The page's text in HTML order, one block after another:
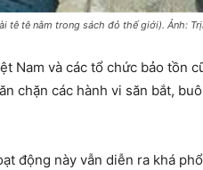
tê tê nằm trong sách đỏ thế giới). Ảnh:
Nam và các tổ chức bảo tồn
chặn các hành vi săn bắt,
động này vẫn diễn ra khá